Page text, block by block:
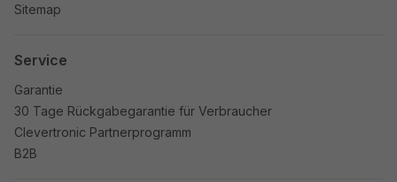
Sitemap
Service
Garantie
30 Tage Rückgabegarantie für Verbraucher
Clevertronic Partnerprogramm
B2B